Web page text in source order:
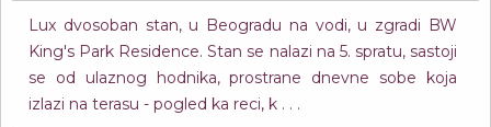
Lux dvosoban stan, u Beogradu na vodi, u zgradi BW
King's Park Residence. Stan se nalazi na 5. spratu, sastoji
se od ulaznog hodnika, prostrane dnevne sobe koja
izlazi na terasu - pogled ka reci, k . . .